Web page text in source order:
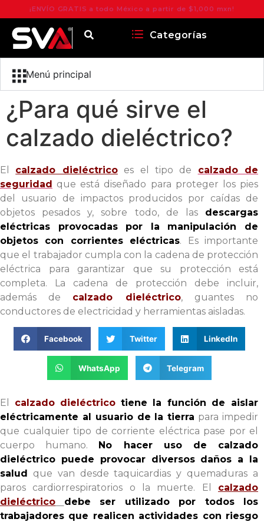
¡ENVÍO GRATIS a todo México a partir de $1,000 mxn!
Categorías
Menú principal
¿Para qué sirve el
calzado dieléctrico?
El calzado dieléctricoes el tipo de calzado de
seguridad que está diseñado para proteger los pies
del usuario de impactos producidos por caídas de
objetos pesados y, sobre todo, de las descargas
eléctricas provocadas por la manipulación de
objetos con corrientes eléctricas. Es importante
que el trabajador cumpla con la cadena de protección
eléctrica para garantizar que su protección está
completa. La cadena de protección debe incluir,
además de calzado dieléctrico, guantes no
conductores de electricidad y herramientas aisladas.
Facebook Twitter LinkedIn
WhatsApp Telegram
El calzado dieléctrico tiene la función de aislar
eléctricamente al usuario de la tierra para impedir
que cualquier tipo de corriente eléctrica pase por el
cuerpo humano. No hacer uso de calzado
dieléctrico puede provocar diversos daños a la
salud que van desde taquicardias y quemaduras a
paros cardiorrespiratorios o la muerte. El calzado
dieléctrico
debe ser utilizado por todos los
trabajadores que realicen actividades con riesgo